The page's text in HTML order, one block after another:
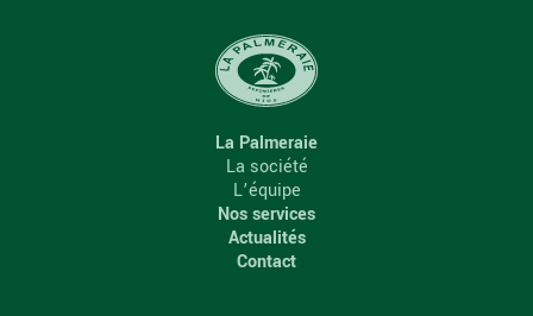
La Palmeraie
La société
L’équipe
Nos services
Actualités
Contact